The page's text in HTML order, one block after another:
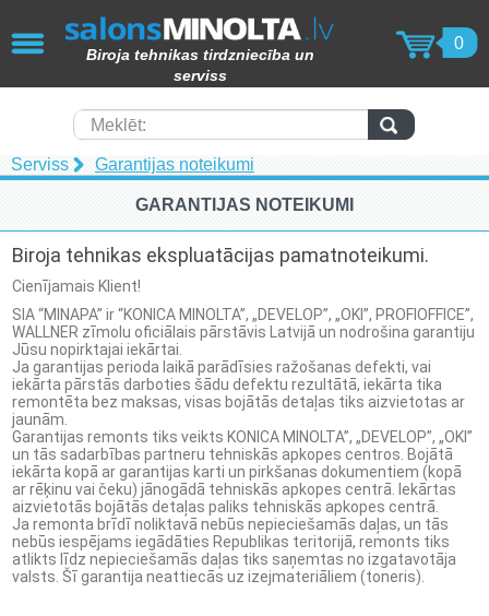
Biroja tehnikas tirdzniecība un
serviss
0
Meklēt:
Serviss Garantijas noteikumi
GARANTIJAS NOTEIKUMI
Biroja tehnikas ekspluatācijas pamatnoteikumi.
Cienījamais Klient!
SIA “MINAPA” ir “KONICA MINOLTA”, „DEVELOP”, „OKI”, PROFIOFFICE”,
WALLNER zīmolu oficiālais pārstāvis Latvijā un nodrošina garantiju
Jūsu nopirktajai iekārtai.
Ja garantijas perioda laikā parādīsies ražošanas defekti, vai
iekārta pārstās darboties šādu defektu rezultātā, iekārta tika
remontēta bez maksas, visas bojātās detaļas tiks aizvietotas ar
jaunām.
Garantijas remonts tiks veikts KONICA MINOLTA”, „DEVELOP”, „OKI”
un tās sadarbības partneru tehniskās apkopes centros. Bojātā
iekārta kopā ar garantijas karti un pirkšanas dokumentiem (kopā
ar rēķinu vai čeku) jānogādā tehniskās apkopes centrā. Iekārtas
aizvietotās bojātās detaļas paliks tehniskās apkopes centrā.
Ja remonta brīdī noliktavā nebūs nepieciešamās daļas, un tās
nebūs iespējams iegādāties Republikas teritorijā, remonts tiks
atlikts līdz nepieciešamās daļas tiks saņemtas no izgatavotāja
valsts. Šī garantija neattiecās uz izejmateriāliem (toneris).
AIZVĒRT
KOPĒTĀJI / PRINTERI / SKENERI
(49)
Papīra smalcinātāji (62)
Laminēšanas iekārtas (15)
Tāfeles (69)
Molberti (4)
Papīra produkcija (82)
Laminēšanas kabatiņas (15)
Izejmateriāli iesiešanai (6)
Giljotīnas (6)